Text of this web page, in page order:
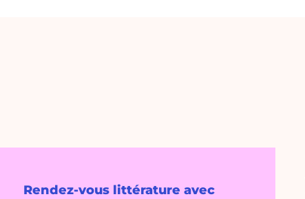
Rendez-vous littérature avec